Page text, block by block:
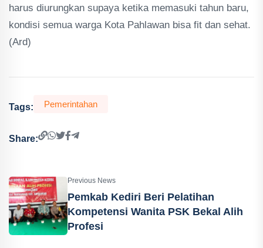
harus diurungkan supaya ketika memasuki tahun baru,
kondisi semua warga Kota Pahlawan bisa fit dan sehat.
(Ard)
Tags: Pemerintahan
Share:
Previous News
Pemkab Kediri Beri Pelatihan
Kompetensi Wanita PSK Bekal Alih
Profesi